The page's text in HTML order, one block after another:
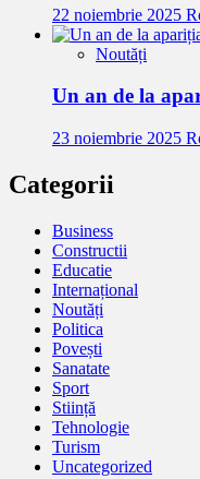
22 noiembrie 2025
Noutăți
Un an de la
23 noiembrie 2025
Categorii
Business
Constructii
Educatie
Internațional
Noutăți
Politica
Povești
Sanatate
Sport
Stiință
Tehnologie
Turism
Uncategorized